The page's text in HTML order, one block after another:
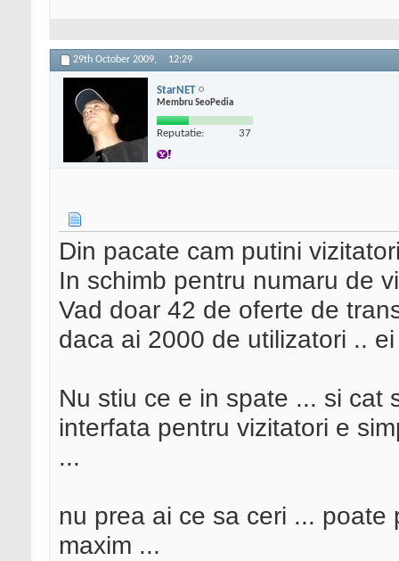
29th October 2009, 12:29
StarNET
Membru SeoPedia
Reputatie: 37
Din pacate cam putini
In schimb pentru numaru de
Vad doar 42 de oferte de
daca ai 2000 de utilizatori ..
Nu stiu ce e in spate ... si cat
interfata pentru vizitatori e
...
nu prea ai ce sa ceri ...
maxim ...